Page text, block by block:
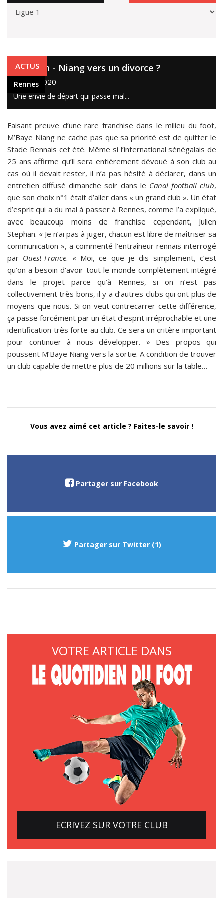
Rennes
ACTUS
Rennes
Stephan - Niang vers un divorce ?
26 mai 2020
Une envie de départ qui passe mal...
Faisant preuve d’une rare franchise dans le milieu du foot,
M’Baye Niang ne cache pas que sa priorité est de quitter le
Stade Rennais cet été. Même si l’international sénégalais de
25 ans affirme qu’il sera entièrement dévoué à son club au
cas où il devait rester, il n’a pas hésité à déclarer, dans un
entretien diffusé dimanche soir dans le Canal football club,
que son choix n°1 était d’aller dans « un grand club ». Un état
d’esprit qui a du mal à passer à Rennes, comme l’a expliqué,
avec beaucoup moins de franchise cependant, Julien
Stephan. « Je n’ai pas à juger, chacun est libre de maîtriser sa
communication », a commenté l’entraîneur rennais interrogé
par Ouest-France. « Moi, ce que je dis simplement, c’est
qu’on a besoin d‘avoir tout le monde complètement intégré
dans le projet parce qu’à Rennes, si on n’est pas
collectivement très bons, il y a d’autres clubs qui ont plus de
moyens que nous. Si on veut contrecarrer cette différence,
ça passe forcément par un état d’esprit irréprochable et une
identification très forte au club. Ce sera un critère important
pour continuer à nous développer. » Des propos qui
poussent M’Baye Niang vers la sortie. A condition de trouver
un club capable de mettre plus de 20 millions sur la table…
Vous avez aimé cet article ? Faites-le savoir !
Partager sur Facebook
Partager sur Twitter (1)
VOTRE ARTICLE DANS
ECRIVEZ SUR VOTRE CLUB